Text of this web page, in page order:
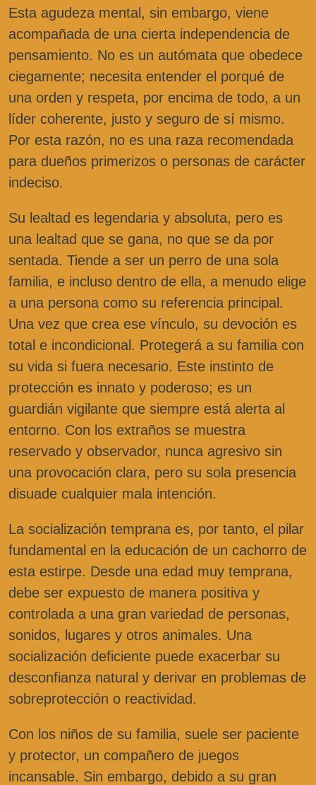
Esta agudeza mental, sin embargo, viene
acompañada de una cierta independencia de
pensamiento. No es un autómata que obedece
ciegamente; necesita entender el porqué de
una orden y respeta, por encima de todo, a un
líder coherente, justo y seguro de sí mismo.
Por esta razón, no es una raza recomendada
para dueños primerizos o personas de carácter
indeciso.
Su lealtad es legendaria y absoluta, pero es
una lealtad que se gana, no que se da por
sentada. Tiende a ser un perro de una sola
familia, e incluso dentro de ella, a menudo elige
a una persona como su referencia principal.
Una vez que crea ese vínculo, su devoción es
total e incondicional. Protegerá a su familia con
su vida si fuera necesario. Este instinto de
protección es innato y poderoso; es un
guardián vigilante que siempre está alerta al
entorno. Con los extraños se muestra
reservado y observador, nunca agresivo sin
una provocación clara, pero su sola presencia
disuade cualquier mala intención.
La socialización temprana es, por tanto, el pilar
fundamental en la educación de un cachorro de
esta estirpe. Desde una edad muy temprana,
debe ser expuesto de manera positiva y
controlada a una gran variedad de personas,
sonidos, lugares y otros animales. Una
socialización deficiente puede exacerbar su
desconfianza natural y derivar en problemas de
sobreprotección o reactividad.
Con los niños de su familia, suele ser paciente
y protector, un compañero de juegos
incansable. Sin embargo, debido a su gran